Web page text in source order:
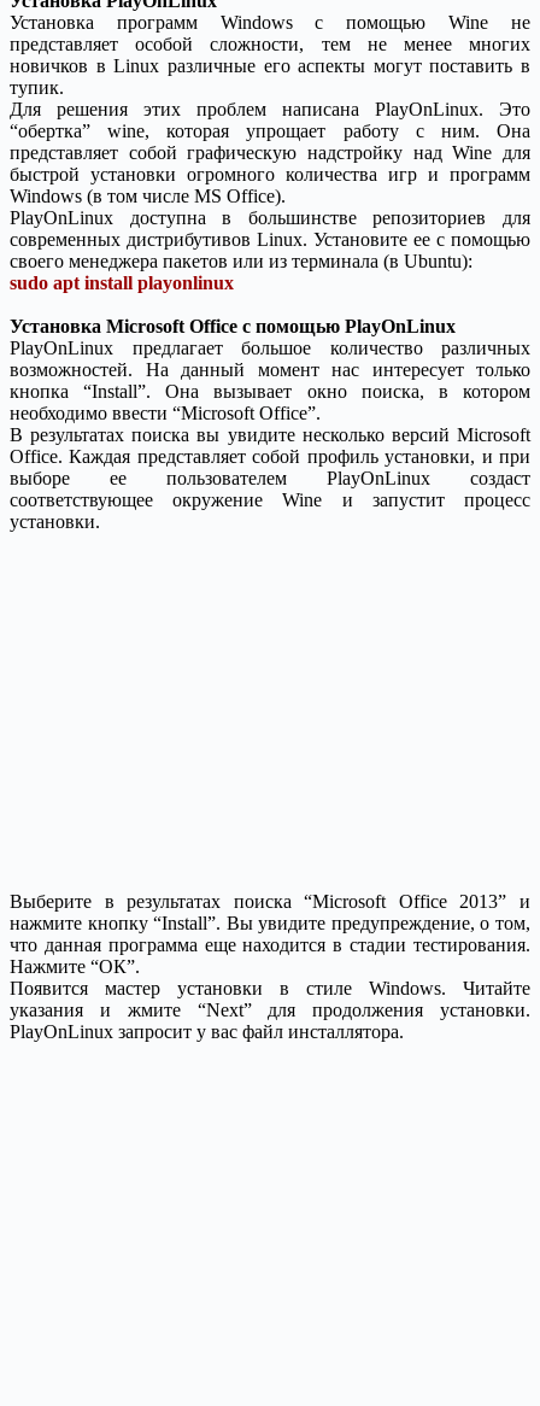
Установка программ Windows с помощью Wine не
представляет особой сложности, тем не менее многих
новичков в Linux различные его аспекты могут поставить в
тупик.
Для решения этих проблем написана PlayOnLinux. Это
“обертка” wine, которая упрощает работу с ним. Она
представляет собой графическую надстройку над Wine для
быстрой установки огромного количества игр и программ
Windows (в том числе MS Office).
PlayOnLinux доступна в большинстве репозиториев для
современных дистрибутивов Linux. Установите ее с помощью
своего менеджера пакетов или из терминала (в Ubuntu):
sudo apt install playonlinux
Установка Microsoft Office с помощью PlayOnLinux
PlayOnLinux предлагает большое количество различных
возможностей. На данный момент нас интересует только
кнопка “Install”. Она вызывает окно поиска, в котором
необходимо ввести “Microsoft Office”.
В результатах поиска вы увидите несколько версий Microsoft
Office. Каждая представляет собой профиль установки, и при
выборе ее пользователем PlayOnLinux создаст
соответствующее окружение Wine и запустит процесс
установки.
Выберите в результатах поиска “Microsoft Office 2013” и
нажмите кнопку “Install”. Вы увидите предупреждение, о том,
что данная программа еще находится в стадии тестирования.
Нажмите “ОК”.
Появится мастер установки в стиле Windows. Читайте
указания и жмите “Next” для продолжения установки.
PlayOnLinux запросит у вас файл инсталлятора.